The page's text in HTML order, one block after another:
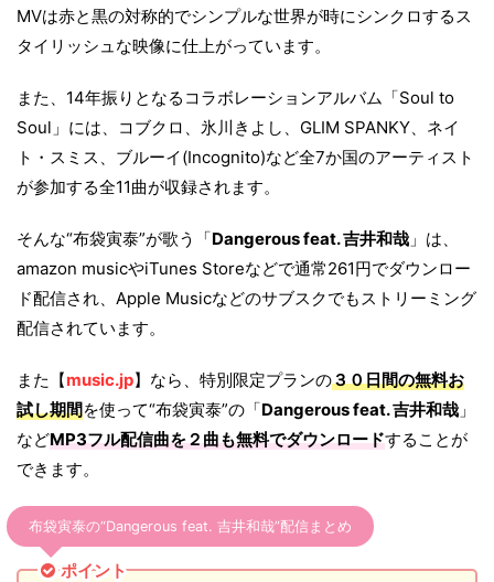
MVは赤と黒の対称的でシンプルな世界が時にシンクロするス
タイリッシュな映像に仕上がっています。
また、14年振りとなるコラボレーションアルバム「Soul to
Soul」には、コブクロ、氷川きよし、GLIM SPANKY、ネイ
ト・スミス、ブルーイ(Incognito)など全7か国のアーティスト
が参加する全11曲が収録されます。
そんな“布袋寅泰”が歌う「Dangerous feat. 吉井和哉 」は、
amazon musicやiTunes Storeなどで通常261円でダウンロー
ド配信され、Apple Musicなどのサブスクでもストリーミング
配信されています。
また【music.jp】なら、特別限定プランの３０日間の無料お
試し期間を使って“布袋寅泰”の「Dangerous feat. 吉井和哉 」
などMP3フル配信曲を２曲も無料でダウンロードすることが
できます。
布袋寅泰の“Dangerous feat. 吉井和哉”配信まとめ
ポイント